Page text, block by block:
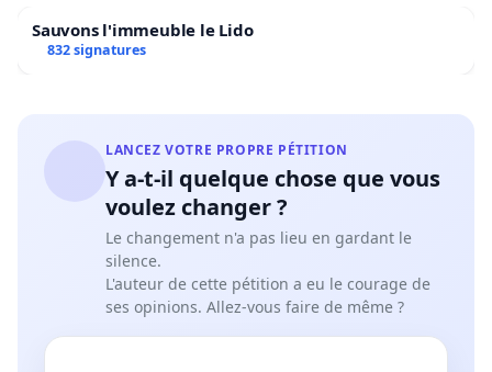
Sauvons l'immeuble le Lido
832 signatures
LANCEZ VOTRE PROPRE PÉTITION
Y a-t-il quelque chose que vous
voulez changer ?
Le changement n'a pas lieu en gardant le
silence.
L'auteur de cette pétition a eu le courage de
ses opinions. Allez-vous faire de même ?